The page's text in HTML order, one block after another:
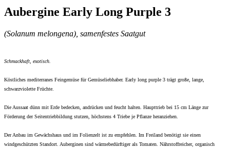
Aubergine Early Long Purple 3
(Solanum melongena), samenfestes Saatgut
Schmackhaft, exotisch.
Köstliches mediterranes Feingemüse für Gemüseliebhaber. Early long purple 3 trägt große, lange,
schwarzviolette Früchte.
Die Aussaat dünn mit Erde bedecken, andrücken und feucht halten. Haupttrieb bei 15 cm Länge zur
Förderung der Seitentriebbildung stutzen, höchstens 4 Triebe je Pflanze heranziehen.
Der Anbau im Gewächshaus und im Folienzelt ist zu empfehlen. Im Freiland benötigt sie einen
windgeschützten Standort. Auberginen sind wärmebedürftiger als Tomaten. Nährstoffreicher, organisch